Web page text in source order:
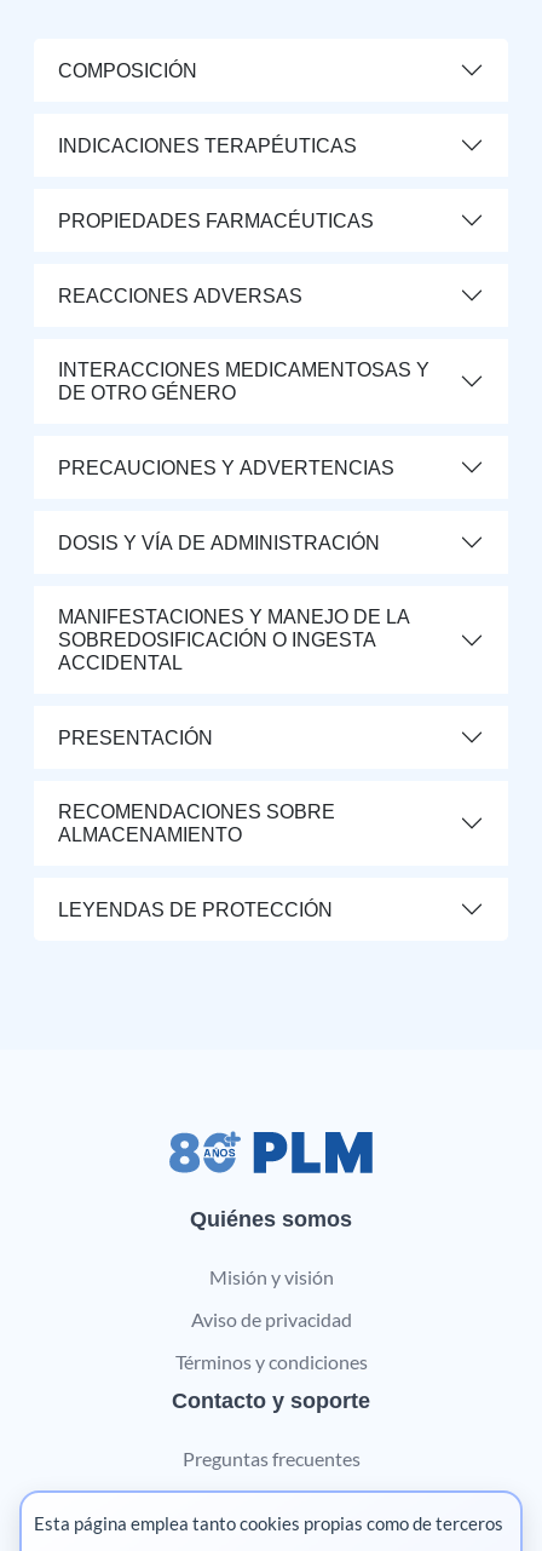
COMPOSICIÓN
INDICACIONES TERAPÉUTICAS
PROPIEDADES FARMACÉUTICAS
REACCIONES ADVERSAS
INTERACCIONES MEDICAMENTOSAS Y
DE OTRO GÉNERO
PRECAUCIONES Y ADVERTENCIAS
DOSIS Y VÍA DE ADMINISTRACIÓN
MANIFESTACIONES Y MANEJO DE LA
SOBREDOSIFICACIÓN O INGESTA
ACCIDENTAL
PRESENTACIÓN
RECOMENDACIONES SOBRE
ALMACENAMIENTO
LEYENDAS DE PROTECCIÓN
Quiénes somos
Misión y visión
Aviso de privacidad
Términos y condiciones
Contacto y soporte
Preguntas frecuentes
Contáctanos
Marketing digital
Esta página emplea tanto cookies propias como de terceros